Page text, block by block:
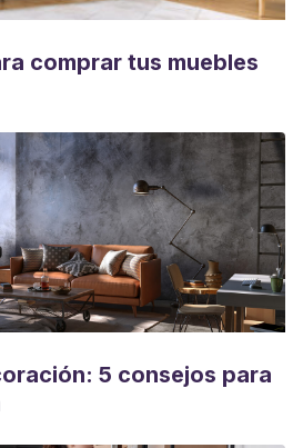
comprar tus muebles
5 consejos para